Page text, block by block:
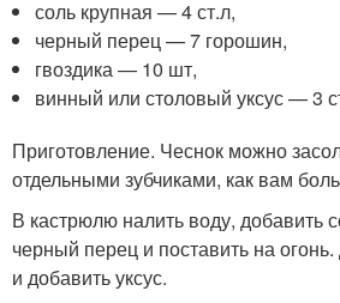
соль крупная — 4 ст.л,
черный перец — 7 горошин,
гвоздика — 10 шт,
винный или столовый уксус — 3
Приготовление. Чеснок можно
отдельными зубчиками, как вам
В кастрюлю налить воду, добавить
черный перец и поставить на
и добавить уксус.